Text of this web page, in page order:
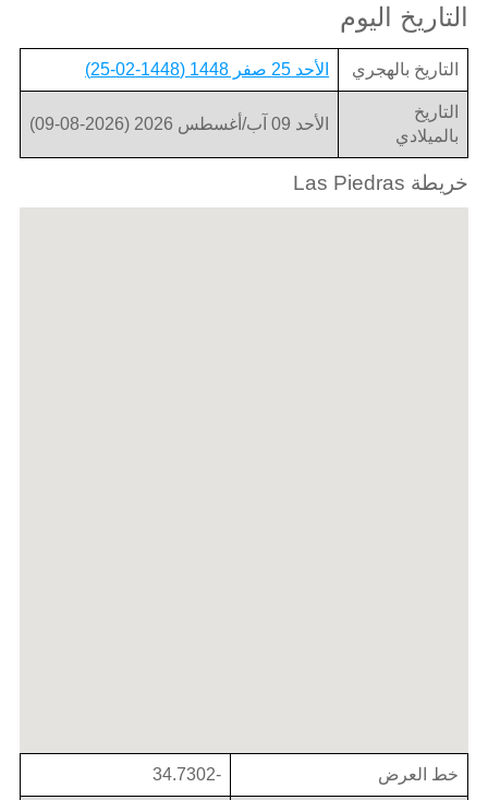
التاريخ اليوم
التاريخ بالهجري الأحد 25 صفر 1448 (1448-02-25)
التاريخ
بالميلادي
الأحد 09 آب/أغسطس 2026 (2026-08-09)
خريطة Las Piedras
خط العرض -34.7302